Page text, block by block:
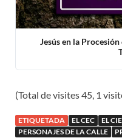
Jesús en la
(Total de visites 45, 1
ETIQUETADA EL CEC EL
PERSONAJES DE LA CALLE